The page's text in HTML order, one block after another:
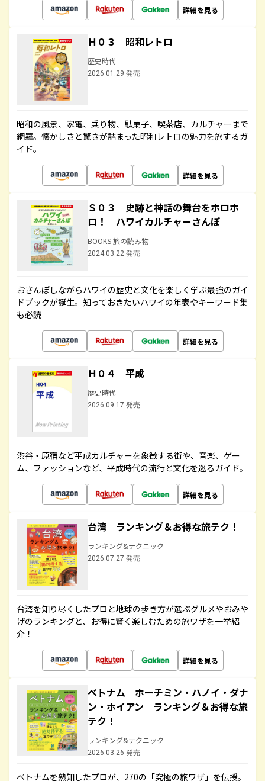
詳細を見る
Ｈ０３ 昭和レトロ
歴史時代
2026.01.29 発売
昭和の風景、家電、乗り物、駄菓子、喫茶店、カルチャーまで
網羅。懐かしさと驚きが詰まった昭和レトロの魅力を旅するガ
イド。
詳細を見る
Ｓ０３ 史跡と神話の舞台をホロホ
ロ！ ハワイカルチャーさんぽ
BOOKS 旅の読み物
2024.03.22 発売
おさんぽしながらハワイの歴史と文化を楽しく学ぶ最強のガイ
ドブックが誕生。知っておきたいハワイの年表やキーワード集
も必読
詳細を見る
Ｈ０４ 平成
歴史時代
2026.09.17 発売
渋谷・原宿など平成カルチャーを象徴する街や、音楽、ゲー
ム、ファッションなど、平成時代の流行と文化を巡るガイド。
詳細を見る
台湾 ランキング＆お得な旅テク！
ランキング&テクニック
2026.07.27 発売
台湾を知り尽くしたプロと地球の歩き方が選ぶグルメやおみや
げのランキングと、お得に賢く楽しむための旅ワザを一挙紹
介！
詳細を見る
ベトナム ホーチミン・ハノイ・ダナ
ン・ホイアン ランキング＆お得な旅
テク！
ランキング&テクニック
2026.03.26 発売
ベトナムを熟知したプロが、270の「究極の旅ワザ」を伝授。